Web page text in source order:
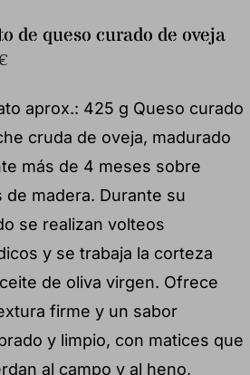
de queso curado de oveja
aprox.: 425 g Queso curado
cruda de oveja, madurado
más de 4 meses sobre
de madera. Durante su
se realizan volteos
y se trabaja la corteza
de oliva virgen. Ofrece
firme y un sabor
y limpio, con matices que
al campo y al heno,